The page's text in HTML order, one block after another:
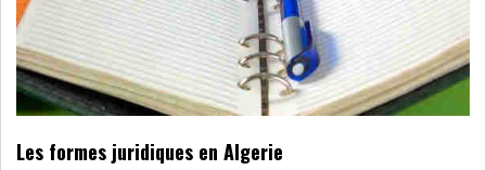
Les formes juridiques en Algerie